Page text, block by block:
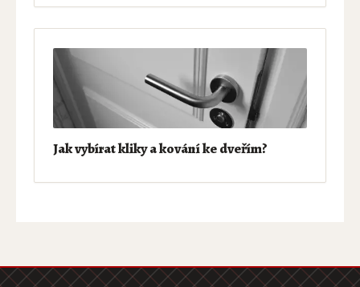
Jak vybírat kliky a kování ke dveřím?